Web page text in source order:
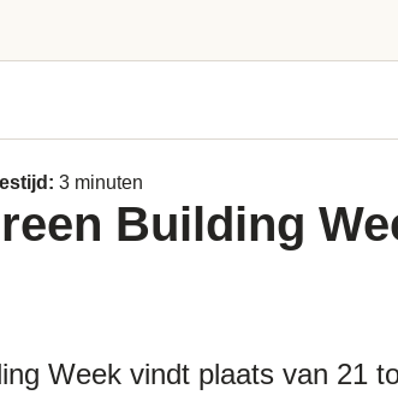
3 minuten
Building
Week vindt plaats van 21